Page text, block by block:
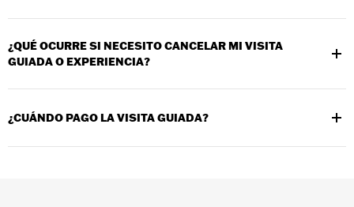
poseedores del Pase Anual del Museo y los miembros de
H.O.G.®.
Sí, se pueden reservar visitas privadas llamando al 414-
¿QUÉ OCURRE SI NECESITO CANCELAR MI VISITA
GUIADA O EXPERIENCIA?
Se emitirá un reembolso si cancelas con al menos 24 horas de
¿CUÁNDO PAGO LA VISITA GUIADA?
Las visitas guiadas deben pagarse al menos 2 semanas antes.